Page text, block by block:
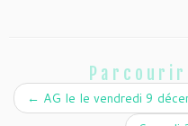
← AG le le vendredi 9